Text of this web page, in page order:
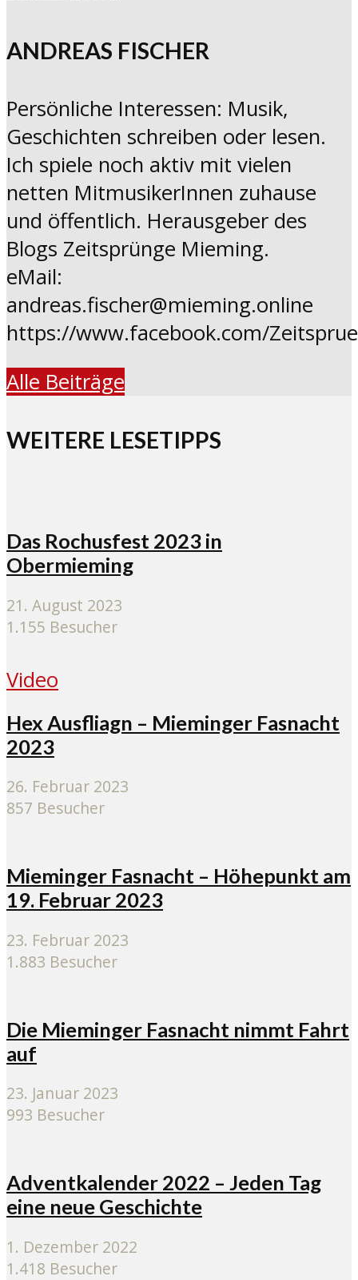
ANDREAS FISCHER
Persönliche Interessen: Musik,
Geschichten schreiben oder lesen.
Ich spiele noch aktiv mit vielen
netten MitmusikerInnen zuhause
und öffentlich. Herausgeber des
Blogs Zeitsprünge Mieming.
eMail:
andreas.fischer@mieming.online
https://www.facebook.com/
Alle Beiträge
WEITERE LESETIPPS
Das Rochusfest 2023 in
Obermieming
21. August 2023
1.155 Besucher
Video
Hex Ausfliagn – Mieminger Fasnacht
2023
26. Februar 2023
857 Besucher
Mieminger Fasnacht – Höhepunkt am
19. Februar 2023
23. Februar 2023
1.883 Besucher
Die Mieminger Fasnacht nimmt Fahrt
auf
23. Januar 2023
993 Besucher
Adventkalender 2022 – Jeden Tag
eine neue Geschichte
1. Dezember 2022
1.418 Besucher